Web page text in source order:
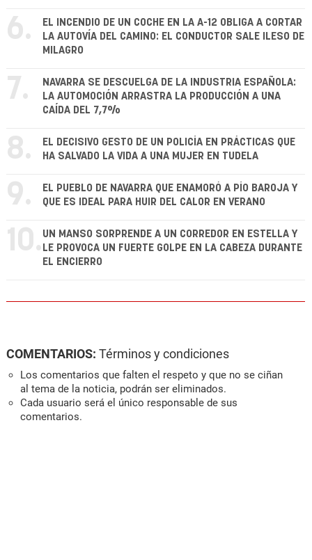
6.
EL INCENDIO DE UN COCHE EN LA A-12 OBLIGA A CORTAR
LA AUTOVÍA DEL CAMINO: EL CONDUCTOR SALE ILESO DE
MILAGRO
7.
NAVARRA SE DESCUELGA DE LA INDUSTRIA ESPAÑOLA:
LA AUTOMOCIÓN ARRASTRA LA PRODUCCIÓN A UNA
CAÍDA DEL 7,7%
8.
EL DECISIVO GESTO DE UN POLICÍA EN PRÁCTICAS QUE
HA SALVADO LA VIDA A UNA MUJER EN TUDELA
9.
EL PUEBLO DE NAVARRA QUE ENAMORÓ A PÍO BAROJA Y
QUE ES IDEAL PARA HUIR DEL CALOR EN VERANO
10. UN MANSO SORPRENDE A UN CORREDOR EN ESTELLA Y
LE PROVOCA UN FUERTE GOLPE EN LA CABEZA DURANTE
EL ENCIERRO
COMENTARIOS: Términos y condiciones
Los comentarios que falten el respeto y que no se ciñan
al tema de la noticia, podrán ser eliminados.
Cada usuario será el único responsable de sus
comentarios.